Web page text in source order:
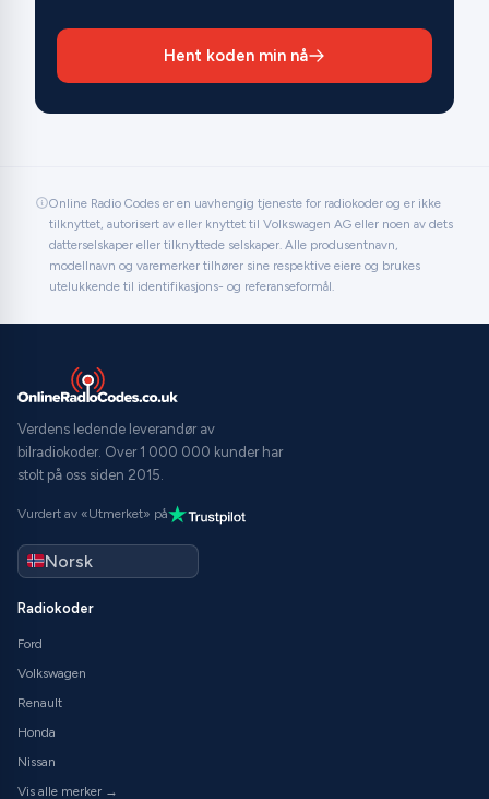
Hent koden min nå
Online Radio Codes er en uavhengig tjeneste for radiokoder og er ikke
tilknyttet, autorisert av eller knyttet til Volkswagen AG eller noen av dets
datterselskaper eller tilknyttede selskaper. Alle produsentnavn,
modellnavn og varemerker tilhører sine respektive eiere og brukes
utelukkende til identifikasjons- og referanseformål.
Verdens ledende leverandør av
bilradiokoder. Over 1 000 000 kunder har
stolt på oss siden 2015.
Vurdert av «Utmerket» på
Radiokoder
Ford
Volkswagen
Renault
Honda
Nissan
Vis alle merker →